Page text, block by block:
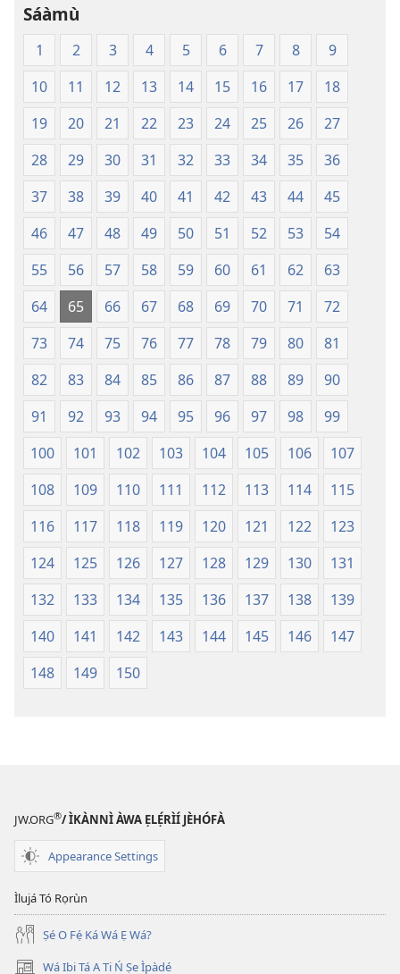
ní
Ìtumọ̀
Ayé
Tuntun
(Softcover
Edition)
Sáàmù
1 2 3 4 5 6 7 8
9
10
11 12 13 14 15 16 17
18
19
20 21 22 23 24 25 26
27
28
29 30 31 32 33 34 35
36
37
38 39 40 41 42 43 44
45
46
47 48 49 50 51 52 53
54
55
56 57 58 59 60 61 62
63
64
65 66 67 68 69 70 71
72
73
74 75 76 77 78 79 80
81
82
83 84 85 86 87 88 89
90
91
92 93 94 95 96 97 98
99
100
101 102 103 104 105 106
107
108
109 110 111 112 113 114
115
116
117 118 119 120 121 122
123
124
125 126 127 128 129 130
131
132
133 134 135 136 137 138
139
140
141 142 143 144 145 146
147
148
149 150
JW.ORG®/ ÌKÀNNÌ ÀWA ẸLẸ́RÌÍ JÈHÓFÀ
Appearance Settings
Ìlujá Tó Rọrùn
Ṣé O Fẹ́ Ká Wá Ẹ Wá?
Wá Ibi Tá A Ti Ń Ṣe Ìpàdé